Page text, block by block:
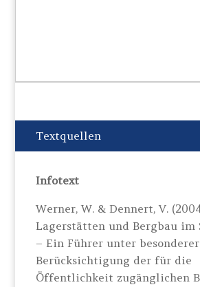
Textquellen
Infotext
Werner, W. & Dennert, V.
Lagerstätten und Bergbau im
– Ein Führer unter besonderer
Berücksichtigung der für die
Öffentlichkeit zugänglichen